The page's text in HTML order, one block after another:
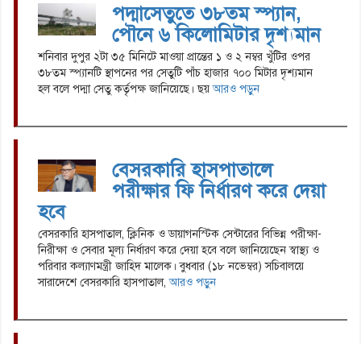
পদ্মাসেতুতে ৩৮তম স্প্যান,
পৌনে ৬ কিলোমিটার দৃশ্যমান
শনিবার দুপুর ২টা ৩৫ মিনিটে মাওয়া প্রান্তের ১ ও ২ নম্বর খুঁটির ওপর
৩৮তম স্প্যানটি স্থাপনের পর সেতুটি পাঁচ হাজার ৭০০ মিটার দৃশ্যমান
হল বলে পদ্মা সেতু কর্তৃপক্ষ জানিয়েছে। ছয়আরও পড়ুন
বেসরকারি হাসপাতালে
পরীক্ষার ফি নির্ধারণ করে দেয়া
হবে
বেসরকারি হাসপাতাল, ক্লিনিক ও ডায়াগনস্টিক সেন্টারের বিভিন্ন পরীক্ষা-
নিরীক্ষা ও সেবার মূল্য নির্ধারণ করে দেয়া হবে বলে জানিয়েছেন স্বাস্থ্য ও
পরিবার কল্যাণমন্ত্রী জাহিদ মালেক। বুধবার (১৮ নভেম্বর) সচিবালয়ে
সারাদেশে বেসরকারি হাসপাতাল,আরও পড়ুন